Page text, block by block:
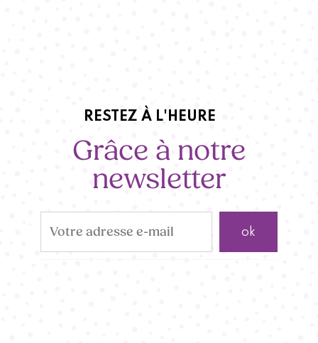
RESTEZ À L'HEURE
Grâce à notre
newsletter